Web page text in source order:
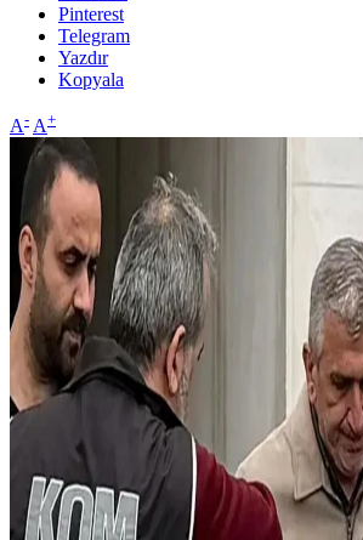
Pinterest
Telegram
Yazdır
Kopyala
A- A+